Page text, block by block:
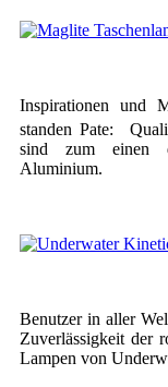
Inspirationen und
standen Pate:
sind zum einen
Aluminium.
Benutzer in aller
Zuverlässigkeit der
Lampen von